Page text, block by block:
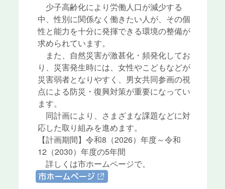
少子高齢化により労働人口が減少する
中、性別に関係なく働きたい人が、その個
性と能力を十分に発揮できる環境の整備が
求められています。
また、自然災害が激甚化・頻発化してお
り、災害発生時には、女性やこどもなどが
災害弱者となりやすく、男女共同参画の視
点による防災・復興対策が重要になってい
ます。
同計画により、さまざまな課題などに対
応した取り組みを進めます。
【計画期間】令和8（2026）年度～令和
12（2030）年度の5年間
詳しくは市ホームページで。
link